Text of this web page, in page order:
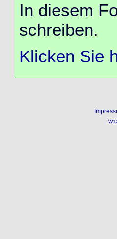
In diesem
schreiben.
Klicken Sie